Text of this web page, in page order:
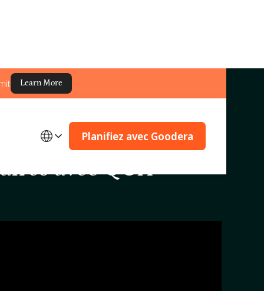
Learn More
Planifiez avec Goodera
avec QCH